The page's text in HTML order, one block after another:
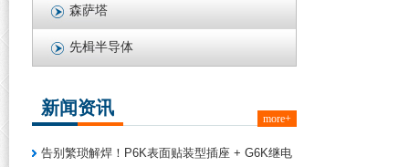
森萨塔
先楫半导体
新闻资讯
more+
告别繁琐解焊！P6K表面贴装型插座 + G6K继电